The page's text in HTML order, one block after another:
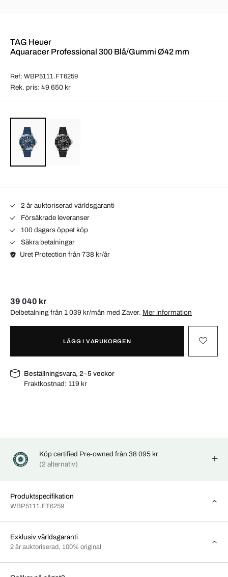
TAG Heuer
Aquaracer Professional 300 Blå/Gummi Ø42 mm
Ref: WBP5111.FT6259
Rek. pris: 49 650 kr
2 år auktoriserad världsgaranti
Försäkrade leveranser
100 dagars öppet köp
Säkra betalningar
Uret Protection från 738 kr/år
39 040 kr
Delbetalning från 1 039 kr/mån med Zaver. Mer information
LÄGG I VARUKORGEN
Beställningsvara, 2–5 veckor
Fraktkostnad: 119 kr
Köp certified Pre-owned från 38 095 kr
(2 alternativ)
Produktspecifikation
WBP5111.FT6259
Exklusiv världsgaranti
2 år auktoriserad, 100% original